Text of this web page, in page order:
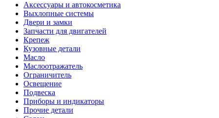
Аксессуары и автокосметика
Выхлопные системы
Двери и замки
Запчасти для двигателей
Крепеж
Кузовные детали
Масло
Маслоотражатель
Ограничитель
Освещение
Подвеска
Приборы и индикаторы
Прочие детали